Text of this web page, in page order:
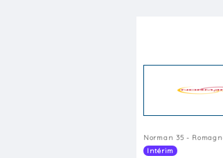
Norman 35 -
Intérim